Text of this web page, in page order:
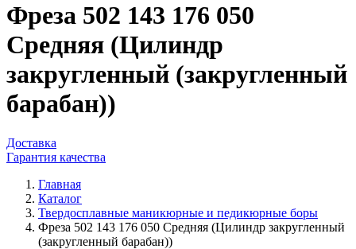
Фреза 502 143 176 050
Средняя (Цилиндр
закругленный (закругленный
барабан))
Доставка
Гарантия качества
Главная
Каталог
Твердосплавные маникюрные и педикюрные боры
Фреза 502 143 176 050 Средняя (Цилиндр закругленный
(закругленный барабан))